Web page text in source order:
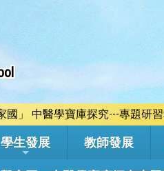
國」 中醫學寶庫探究---專題研
學生發展 教師發展